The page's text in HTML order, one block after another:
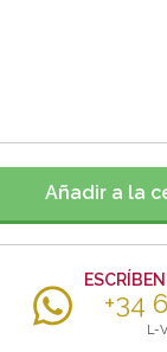
Añadir a la
+34
L-